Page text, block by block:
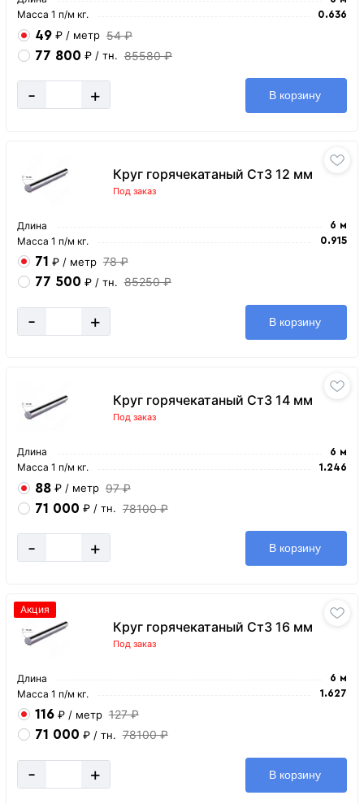
Масса 1 п/м кг. 0.636
49 ₽ / метр 54 ₽
77 800 ₽ / тн. 85580 ₽
- + В корзину
Круг горячекатаный Ст3 12 мм
Под заказ
Длина 6 м
Масса 1 п/м кг. 0.915
71 ₽ / метр 78 ₽
77 500 ₽ / тн. 85250 ₽
- + В корзину
Круг горячекатаный Ст3 14 мм
Под заказ
Длина 6 м
Масса 1 п/м кг. 1.246
88 ₽ / метр 97 ₽
71 000 ₽ / тн. 78100 ₽
- + В корзину
Круг горячекатаный Ст3 16 мм
Под заказ
Акция
Длина 6 м
Масса 1 п/м кг. 1.627
116 ₽ / метр 127 ₽
71 000 ₽ / тн. 78100 ₽
- + В корзину